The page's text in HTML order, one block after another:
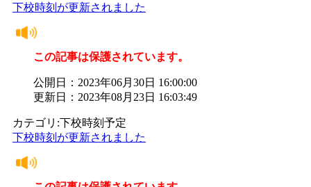
下校時刻が更新されました
この記事は保護されています。
公開日：2023年06月30日 16:00:00
更新日：2023年08月23日 16:03:49
カテゴリ:下校時刻予定
下校時刻が更新されました